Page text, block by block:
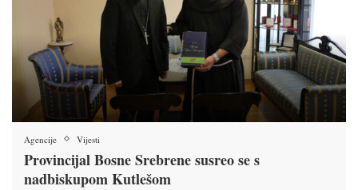
Agencije Vijesti
Provincijal Bosne Srebrene susreo se s
nadbiskupom Kutlešom